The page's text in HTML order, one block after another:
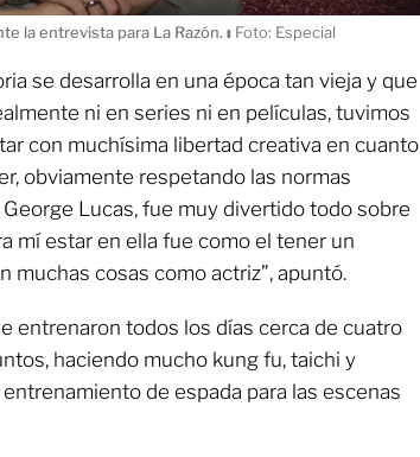
la entrevista para La Razón.ı Foto: Especial
se desarrolla en una época tan vieja y que
ni en series ni en películas, tuvimos
con muchísima libertad creativa en cuanto
obviamente respetando las normas
Lucas, fue muy divertido todo sobre
mí estar en ella fue como el tener un
muchas cosas como actriz”, apuntó.
entrenaron todos los días cerca de cuatro
haciendo mucho kung fu, taichi y
de espada para las escenas